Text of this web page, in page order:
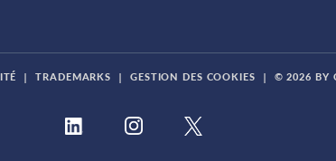
| TRADEMARKS | GESTION DES COOKIES | © 2026 BY